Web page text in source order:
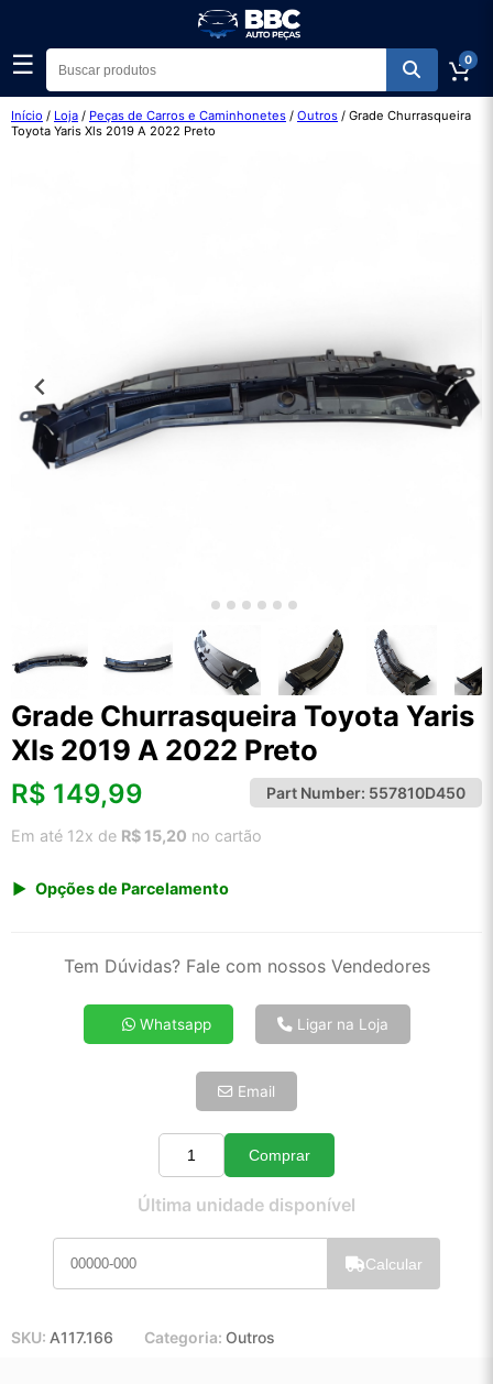
☰ 0
Início / Loja / Peças de Carros e Caminhonetes / Outros / Grade Churrasqueira
Toyota Yaris Xls 2019 A 2022 Preto
Grade Churrasqueira Toyota Yaris
Xls 2019 A 2022 Preto
R$ 149,99 Part Number: 557810D450
Em até 12x de R$ 15,20 no cartão
Opções de Parcelamento
2x de R$ 80,72
4x de R$ 41,57
5x de R$ 33,69
Tem Dúvidas? Fale com nossos Vendedores
Whatsapp Ligar na Loja
Email
Quantidade
Comprar
Última unidade disponível
Calcular
SKU: A117.166 Categoria: Outros